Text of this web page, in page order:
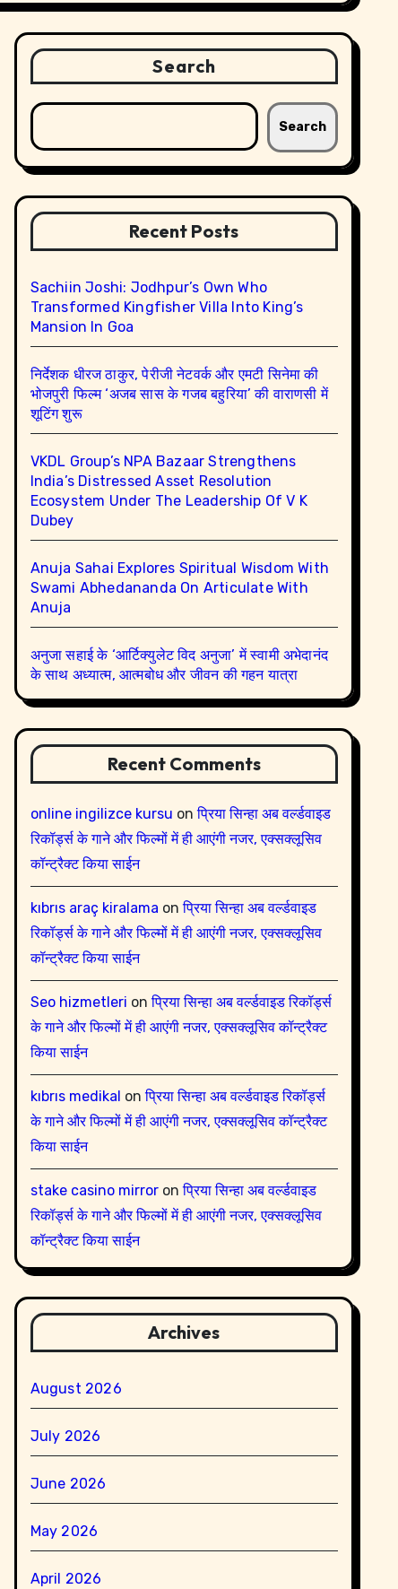
Search
Search
Recent Posts
Sachiin Joshi: Jodhpur’s Own Who
Transformed Kingfisher Villa Into King’s
Mansion In Goa
निर्देशक धीरज ठाकुर, पेरीजी नेटवर्क और एमटी सिनेमा की
भोजपुरी फिल्म ‘अजब सास के गजब बहुरिया’ की वाराणसी में
शूटिंग शुरू
VKDL Group’s NPA Bazaar Strengthens
India’s Distressed Asset Resolution
Ecosystem Under The Leadership Of V K
Dubey
Anuja Sahai Explores Spiritual Wisdom With
Swami Abhedananda On Articulate With
Anuja
अनुजा सहाई के ‘आर्टिक्युलेट विद अनुजा’ में स्वामी अभेदानंद
के साथ अध्यात्म, आत्मबोध और जीवन की गहन यात्रा
Recent Comments
online ingilizce kursu onप्रिया सिन्हा अब वर्ल्डवाइड
रिकॉर्ड्स के गाने और फिल्मों में ही आएंगी नजर, एक्सक्लूसिव
कॉन्ट्रैक्ट किया साईन
kıbrıs araç kiralama onप्रिया सिन्हा अब वर्ल्डवाइड
रिकॉर्ड्स के गाने और फिल्मों में ही आएंगी नजर, एक्सक्लूसिव
कॉन्ट्रैक्ट किया साईन
Seo hizmetleri onप्रिया सिन्हा अब वर्ल्डवाइड रिकॉर्ड्स
के गाने और फिल्मों में ही आएंगी नजर, एक्सक्लूसिव कॉन्ट्रैक्ट
किया साईन
kıbrıs medikal onप्रिया सिन्हा अब वर्ल्डवाइड रिकॉर्ड्स
के गाने और फिल्मों में ही आएंगी नजर, एक्सक्लूसिव कॉन्ट्रैक्ट
किया साईन
stake casino mirroronप्रिया सिन्हा अब वर्ल्डवाइड
रिकॉर्ड्स के गाने और फिल्मों में ही आएंगी नजर, एक्सक्लूसिव
कॉन्ट्रैक्ट किया साईन
Archives
August 2026
July 2026
June 2026
May 2026
April 2026